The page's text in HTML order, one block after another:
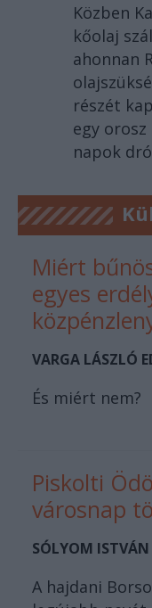
Közben
kőolaj
ahonnan
részét
egy
napok
Miért
egyes
VARGA LÁSZLÓ
És miért nem?
Piskolti
városnap
SÓLYOM ISTVÁN
A hajdani